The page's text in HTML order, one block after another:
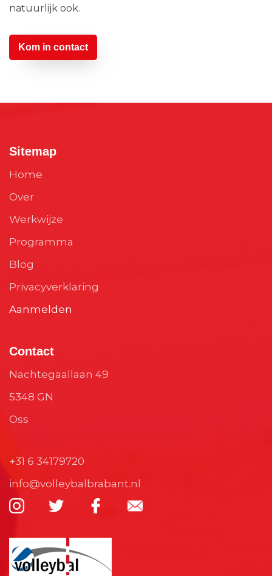
natuurlijk ook.
Kom in contact
Sitemap
Home
Over
Werkwijze
Programma
Blog
Privacyverklaring
Aanmelden
Contact
Nachtegaallaan 49
5348 GN
Oss
+31 6 34179720
info@volleybalbrabant.nl